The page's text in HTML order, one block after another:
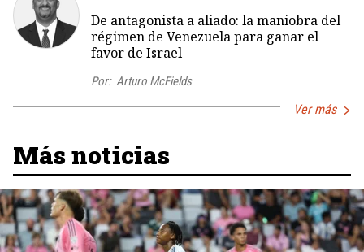
De antagonista a aliado: la maniobra del
régimen de Venezuela para ganar el
favor de Israel
Por: Arturo McFields
Ver más
Más noticias